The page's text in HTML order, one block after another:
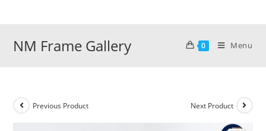
NM Frame Gallery 0 Menu
Previous Product Next Product